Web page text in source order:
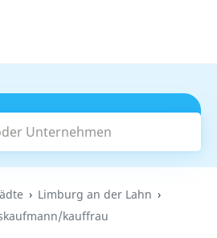
Unternehmen
Suchen
Limburg an der Lahn
kauffrau